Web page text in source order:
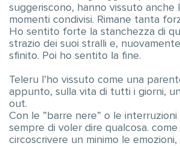
suggeriscono, hanno vissuto anche
momenti condivisi. Rimane tanta
Ho sentito forte la stanchezza di
strazio dei suoi stralli e,
sfinito. Poi ho sentito la fine.
Teleru l’ho vissuto come una
appunto, sulla vita di tutti i giorni,
out.
Con le ”barre nere” o le
sempre di voler dire qualcosa.
circoscrivere un minimo le